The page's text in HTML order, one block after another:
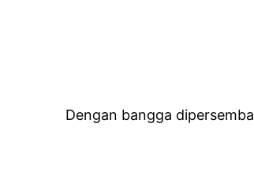
Dengan bangga